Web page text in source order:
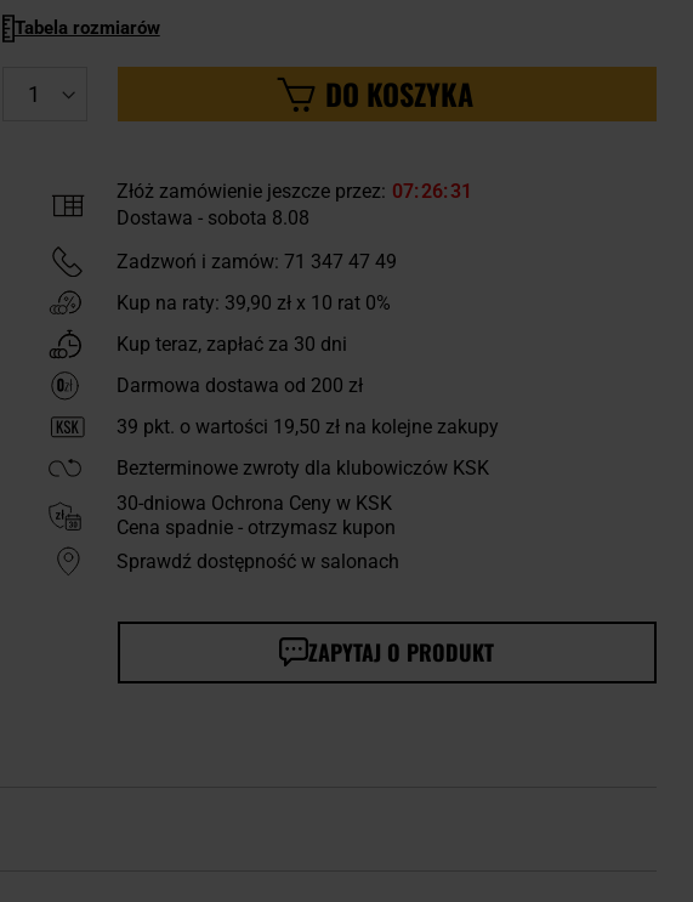
Tabela rozmiarów
DO KOSZYKA
Złóż zamówienie jeszcze przez: 07 26 30
Dostawa - sobota 8.08
Zadzwoń i zamów: 71 347 47 49
Kup na raty: 39,90 złx 10 rat 0%
Kup teraz, zapłać za 30 dni
Darmowa dostawa od 200 zł
39 pkt. o wartości 19,50 złna kolejne zakupy
Bezterminowe zwroty dla klubowiczów KSK
30-dniowa Ochrona Ceny w KSK
Cena spadnie - otrzymasz kupon
Sprawdź dostępność w salonach
ZAPYTAJ O PRODUKT